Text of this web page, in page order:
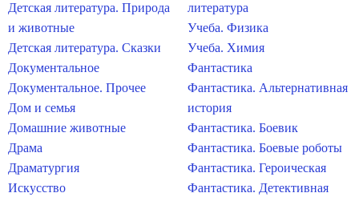
Детская литература. Природа
и животные
Детская литература. Сказки
Документальное
Документальное. Прочее
Дом и семья
Домашние животные
Драма
Драматургия
Искусство
литература
Учеба. Физика
Учеба. Химия
Фантастика
Фантастика. Альтернативная
история
Фантастика. Боевик
Фантастика. Боевые роботы
Фантастика. Героическая
Фантастика. Детективная